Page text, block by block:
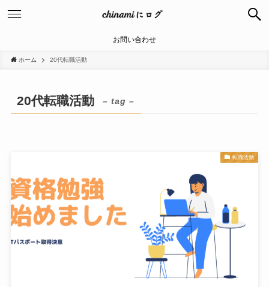
お問い合わせ
ホーム 20代転職活動
20代転職活動 – tag –
転職活動